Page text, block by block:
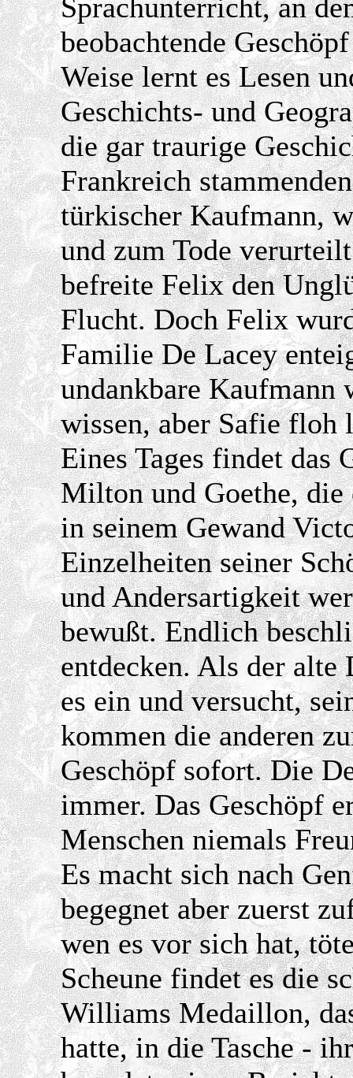
Sprachunterricht, an
beobachtende
Weise lernt es Lesen
Geschichts- und
die gar traurige
Frankreich
türkischer Kaufmann,
und zum Tode
befreite Felix den
Flucht. Doch Felix
Familie De Lacey
undankbare Kaufmann
wissen, aber Safie
Eines Tages findet das
Milton und Goethe, die
in seinem Gewand
Einzelheiten seiner
und Andersartigkeit
bewußt. Endlich
entdecken. Als der
es ein und versucht,
kommen die anderen
Geschöpf sofort. Die
immer. Das Geschöpf
Menschen niemals
Es macht sich nach
begegnet aber zuerst
wen es vor sich hat,
Scheune findet es die
Williams Medaillon,
hatte, in die Tasche -